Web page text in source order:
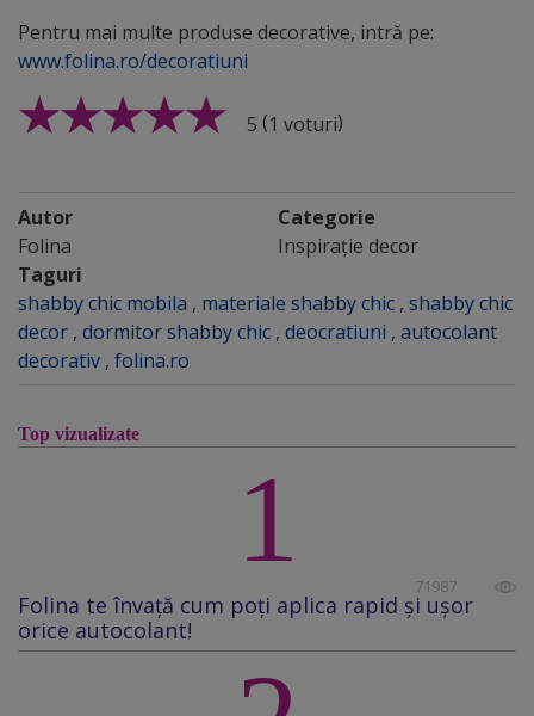
Pentru mai multe produse decorative, intră pe:
www.folina.ro/decoratiuni
5 (1 voturi)
Autor
Folina
Categorie
Inspirație decor
Taguri
shabby chic mobila , materiale shabby chic , shabby chic
decor , dormitor shabby chic , deocratiuni , autocolant
decorativ , folina.ro
Top vizualizate
1 71987
Folina te învață cum poți aplica rapid și ușor
orice autocolant!